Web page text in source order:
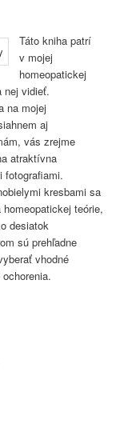
Táto kniha patrí
v mojej
homeopatickej
nej vidieť.
na mojej
aj
vás zrejme
atraktívna
fotografiami.
kresbami sa
teórie,
desiatok
sú prehľadne
vhodné